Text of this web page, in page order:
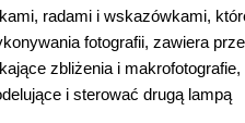
radami i wskazówkami,
fotografii, zawiera
zbliżenia i makrofotografie,
i sterować drugą lampą